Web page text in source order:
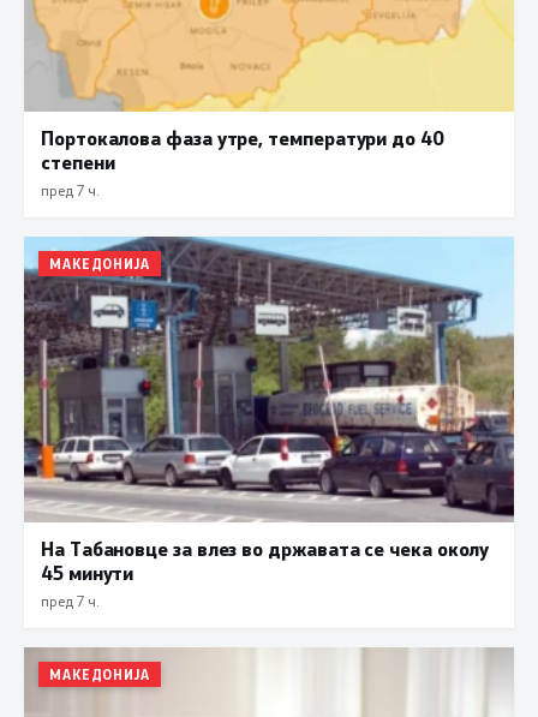
Портокалова фаза утре, температури до 40
степени
пред 7 ч.
МАКЕДОНИЈА
На Табановце за влез во државата се чека околу
45 минути
пред 7 ч.
МАКЕДОНИЈА